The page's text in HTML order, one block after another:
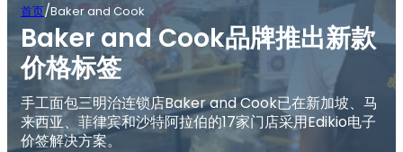
首页/Baker and Cook
Baker and Cook品牌推出新款
价格标签
手工面包三明治连锁店Baker and Cook已在新加坡、马
来西亚、菲律宾和沙特阿拉伯的17家门店采用Edikio电子
价签解决方案。